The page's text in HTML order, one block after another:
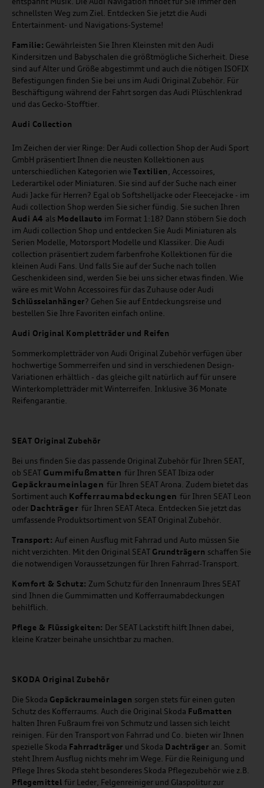
schnellsten Weg zum Ziel. Entdecken Sie jetzt die Audi
Entertainment- und Navigations-Systeme!
Familie: Gewährleisten Sie Ihren Kleinsten mit den Audi
Kindersitzen und Babyschalen die größtmögliche Sicherheit. Diese
sind auf Alter und Größe abgestimmt und auch die nötigen ISOFIX
Befestigungen finden Sie bei uns im Audi Original Zubehör. Für
Beschäftigung während der Fahrt sorgen das Audi Plüschlenkrad
und das Gecko-Stofftier.
Audi Collection
Im Zeichen der vier Ringe: Der Audi collection Shop der Audi Sport
GmbH präsentiert Ihnen die neusten Kollektionen aus
unterschiedlichen Kategorien wie Textilien , Accessoires,
Lederartikel oder Miniaturen. Sie sind auf der Suche nach einer
Audi Jacke für Herren? Egal ob Softshelljacke oder Fleecejacke - im
Audi collection Shop werden Sie sicher fündig. Sie suchen Ihren
Audi A4 als Modellauto im Format 1:18? Dann stöbern Sie doch
im Audi collection Shop und entdecken Sie Audi Miniaturen als
Serien Modelle, Motorsport Modelle und Klassiker. Die Audi
collection präsentiert zudem farbenfrohe Kollektionen für die
kleinen Audi Fans. Und falls Sie auf der Suche nach tollen
Geschenkideen sind, werden Sie bei uns sicher etwas finden. Wie
wäre es mit Wohn Accessoires für das Zuhause oder Audi
Schlüsselanhänger? Gehen Sie auf Entdeckungsreise und
bestellen Sie Ihre Favoriten einfach online.
Audi Original Kompletträder und Reifen
Sommerkompletträder von Audi Original Zubehör verfügen über
hochwertige Sommerreifen und sind in verschiedenen Design-
Variationen erhältlich - das gleiche gilt natürlich auf für unsere
Winterkompletträder mit Winterreifen. Inklusive 36 Monate
Reifengarantie.
SEAT Original Zubehör
Bei uns finden Sie das passende Original Zubehör für Ihren SEAT,
ob SEAT Gummifußmatten für Ihren SEAT Ibiza oder
Gepäckraumeinlagen für Ihren SEAT Arona. Zudem bietet das
Sortiment auch Kofferraumabdeckungen für Ihren SEAT Leon
oder Dachträger für Ihren SEAT Ateca. Entdecken Sie jetzt das
umfassende Produktsortiment von SEAT Original Zubehör.
Transport: Auf einen Ausflug mit Fahrrad und Auto müssen Sie
nicht verzichten. Mit den Original SEAT Grundträgern schaffen Sie
die notwendigen Voraussetzungen für Ihren Fahrrad-Transport.
Komfort & Schutz: Zum Schutz für den Innenraum Ihres SEAT
sind Ihnen die Gummimatten und Kofferraumabdeckungen
behilflich.
Pflege & Flüssigkeiten: Der SEAT Lackstift hilft Ihnen dabei,
kleine Kratzer beinahe unsichtbar zu machen.
SKODA Original Zubehör
Die Skoda Gepäckraumeinlagen sorgen stets für einen guten
Schutz des Kofferraums. Auch die Original Skoda Fußmatten
halten Ihren Fußraum frei von Schmutz und lassen sich leicht
reinigen. Für den Transport von Fahrrad und Co. bieten wir Ihnen
spezielle Skoda Fahrradträger und Skoda Dachträger an. Somit
steht Ihrem Ausflug nichts mehr im Wege. Für die Reinigung und
Pflege Ihres Skoda steht besonderes Skoda Pflegezubehör wie z.B.
Pflegemittel für Leder, Felgenreiniger und Glaspolitur zur